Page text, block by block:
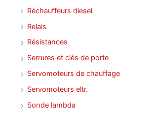
Réchauffeurs diesel
Relais
Résistances
Serrures et clés de porte
Servomoteurs de chauffage
Servomoteurs eltr.
Sonde lambda